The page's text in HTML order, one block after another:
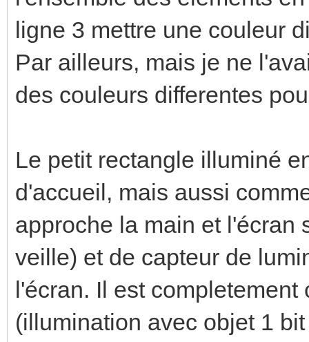
ligne 3 mettre une couleur
Par ailleurs, mais je ne
des couleurs differentes
Le petit rectangle illuminé
d'accueil, mais aussi
approche la main et l'écran
veille) et de capteur de
l'écran. Il est
(illumination avec objet 1